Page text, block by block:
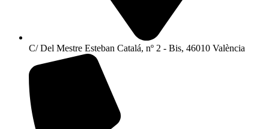
C/ Del Mestre Esteban Catalá, nº 2 - Bis, 46010 València